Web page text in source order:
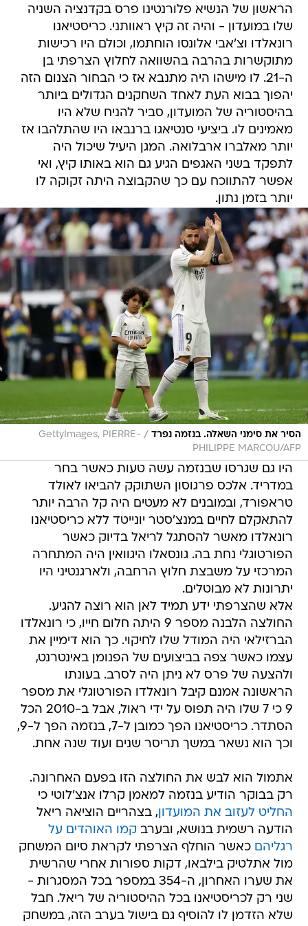
הראשון של הנשיא פלורנטינו פרס בקדנציה השניה
שלו במועדון - והיה זה קיץ ראוותני. כריסטיאנו
רונאלדו וצ'אבי אלונסו הוחתמו, וכולם היו רכישות
מתוקשרות בהרבה בהשוואה לחלוץ הצרפתי בן
ה-21. לו מישהו היה מתנבא אז כי הבחור הצנום הזה
יהפוך בבוא העת לאחד השחקנים הגדולים ביותר
בהיסטוריה של המועדון, סביר להניח שלא היו
מאמינים לו. ביציעי סנטיאגו ברנבאו היו שהתלהבו אז
יותר מאלברו ארבלואה. המגן היעיל שיכול היה
לתפקד בשני האגפים הגיע גם הוא באותו קיץ, ואי
אפשר להתווכח עם כך שהקבוצה היתה זקוקה לו
יותר בזמן נתון.
הסיר את סימני השאלה. בנזמה נפרד /
GettyImages, PIERRE-
PHILIPPE MARCOU/AFP
היו גם שגרסו שבנזמה עשה טעות כאשר בחר
במדריד. אלכס פרגוסון השתוקק להביאו לאולד
טראפורד, ובמובנים לא מעטים היה קל הרבה יותר
להתאקלם לחיים במנצ'סטר יונייטד ללא כריסטיאנו
רונאלדו מאשר להסתגל לריאל בדיוק כאשר
הפורטוגלי נחת בה. גונסאלו היגוואין היה המתחרה
המרכזי על משבצת חלוץ הרחבה, ולארגנטיני היו
יתרונות לא מבוטלים.
אלא שהצרפתי ידע תמיד לאן הוא רוצה להגיע.
החולצה הלבנה מספר 9 היתה חלום חייו, כי רונאלדו
הברזילאי היה המודל שלו לחיקוי. כך הוא דימיין את
עצמו כאשר צפה בביצועים של הפנומן באינטרנט,
ולהצעה של פרס לא ניתן היה לסרב. בעונתו
הראשונה אמנם קיבל רונאלדו הפורטוגלי את מספר
9 כי 7 שלו היה תפוס על ידי ראול, אבל ב-2010 הכל
הסתדר. כריסטיאנו הפך כמובן ל-7, בנזמה הפך ל-9,
וכך הוא נשאר במשך תריסר שנים ועוד שנה אחת.
אתמול הוא לבש את החולצה הזו בפעם האחרונה.
רק בבוקר הודיע בנזמה למאמן קרלו אנצ'לוטי כי
החליט לעזוב את המועדון, בצהריים הוציאה ריאל
הודעה רשמית בנושא, ובערב קמו האוהדים על
רגליהם כאשר הוחלף הצרפתי לקראת סיום המשחק
מול אתלטיק בילבאו, דקות ספורות אחרי שהרשית
את שערו האחרון, ה-354 במספר בכל המסגרות -
שני רק לכריסטיאנו בכל ההיסטוריה של ריאל. חבל
שלא הזדמן לו להוסיף גם בישול בערב הזה, במשחק